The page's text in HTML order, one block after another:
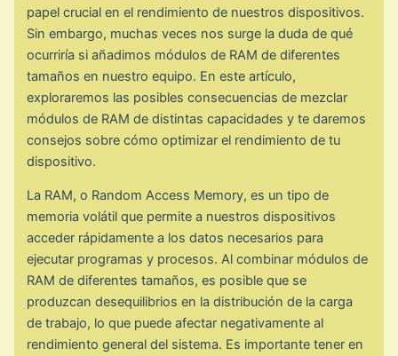
papel crucial en el rendimiento de nuestros dispositivos.
Sin embargo, muchas veces nos surge la duda de qué
ocurriría si añadimos módulos de RAM de diferentes
tamaños en nuestro equipo. En este artículo,
exploraremos las posibles consecuencias de mezclar
módulos de RAM de distintas capacidades y te daremos
consejos sobre cómo optimizar el rendimiento de tu
dispositivo.
La RAM, o Random Access Memory, es un tipo de
memoria volátil que permite a nuestros dispositivos
acceder rápidamente a los datos necesarios para
ejecutar programas y procesos. Al combinar módulos de
RAM de diferentes tamaños, es posible que se
produzcan desequilibrios en la distribución de la carga
de trabajo, lo que puede afectar negativamente al
rendimiento general del sistema. Es importante tener en